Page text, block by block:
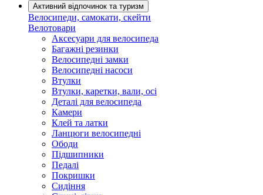
Активний відпочинок та туризм
Велосипеди, самокати, скейти
Велотовари
Аксесуари для велосипеда
Багажні резинки
Велосипедні замки
Велосипедні насоси
Втулки
Втулки, каретки, вали, осі
Деталі для велосипеда
Камери
Клей та латки
Ланцюги велосипедні
Ободи
Підшипники
Педалі
Покришки
Сидіння